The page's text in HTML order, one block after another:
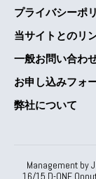
プライバシーポ
当サイトとのリ
一般お問い合わ
お申し込みフォ
弊社について
Management by
16/15 D-ONE